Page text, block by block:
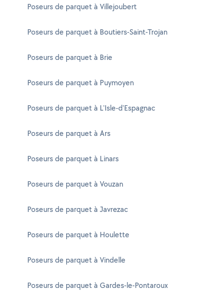
Poseurs de parquet à Villejoubert
Poseurs de parquet à Boutiers-Saint-Trojan
Poseurs de parquet à Brie
Poseurs de parquet à Puymoyen
Poseurs de parquet à L'Isle-d'Espagnac
Poseurs de parquet à Ars
Poseurs de parquet à Linars
Poseurs de parquet à Vouzan
Poseurs de parquet à Javrezac
Poseurs de parquet à Houlette
Poseurs de parquet à Vindelle
Poseurs de parquet à Gardes-le-Pontaroux